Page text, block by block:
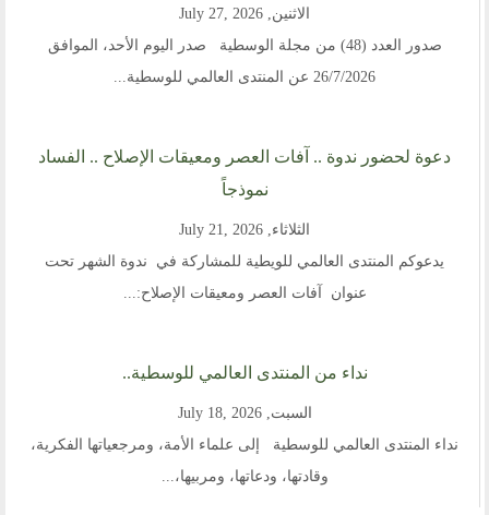
الاثنين, July 27, 2026
صدور العدد (48) من مجلة الوسطية صدر اليوم الأحد، الموافق
26/7/2026 عن المنتدى العالمي للوسطية...
دعوة لحضور ندوة .. آفات العصر ومعيقات الإصلاح .. الفساد
نموذجاً
الثلاثاء, July 21, 2026
يدعوكم المنتدى العالمي للويطية للمشاركة في ندوة الشهر تحت
عنوان آفات العصر ومعيقات الإصلاح:...
نداء من المنتدى العالمي للوسطية..
السبت, July 18, 2026
نداء المنتدى العالمي للوسطية إلى علماء الأمة، ومرجعياتها الفكرية،
وقادتها، ودعاتها، ومربيها،...